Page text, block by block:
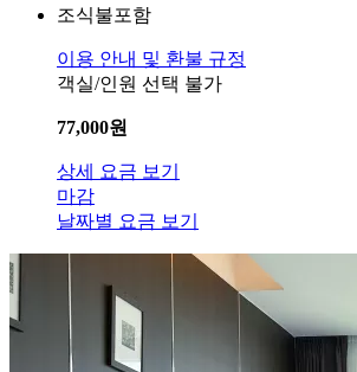
조식불포함
이용 안내 및 환불 규정
객실/인원 선택 불가
77,000원
상세 요금 보기
마감
날짜별 요금 보기